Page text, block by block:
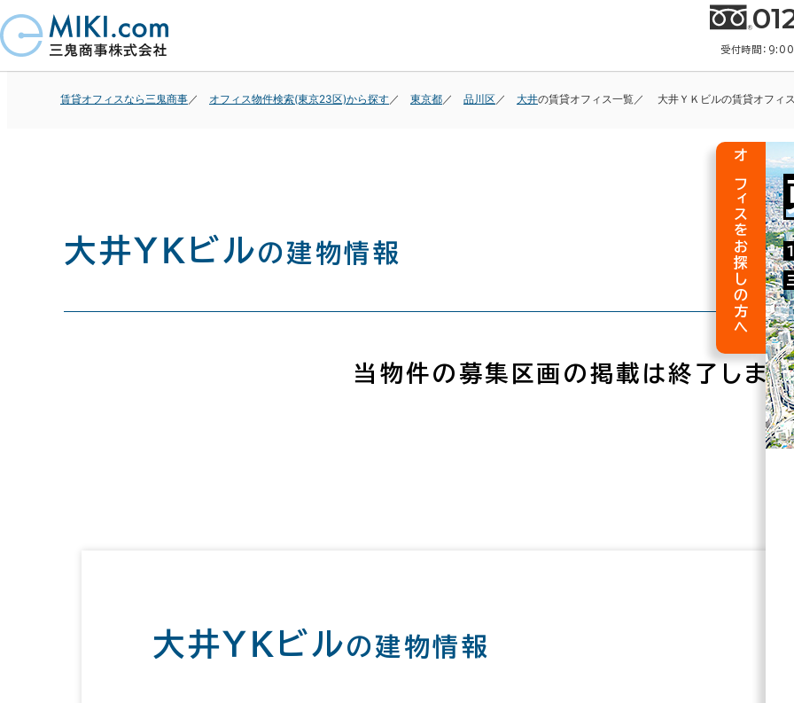
受付時間：
賃貸オフィスなら三鬼商事 オフィス物件検索(東京23区)から探す 東京都 品川区 大井の賃貸オフィス一覧 大井ＹＫビルの賃貸オフィ
大井ＹＫビルの建物情報
当物件の募集区画の掲載は終了しまし
大井ＹＫビルの建物情報
オフィスをお探しの方へ